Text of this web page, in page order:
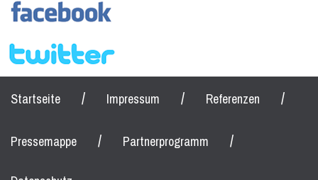
Startseite / Impressum / Referenzen /
Pressemappe / Partnerprogramm /